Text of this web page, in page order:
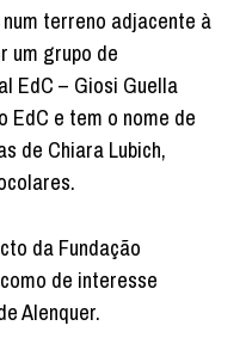
terreno adjacente à
um grupo de
EdC – Giosi Guella
EdC e tem o nome de
de Chiara Lubich,
da Fundação
de interesse
Alenquer.